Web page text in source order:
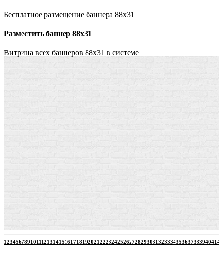
Бесплатное размещение баннера 88х31
Разместить баннер 88х31
Витрина всех баннеров 88x31 в системе
1234567891011121314151617181920212223242526272829303132333435363738394041